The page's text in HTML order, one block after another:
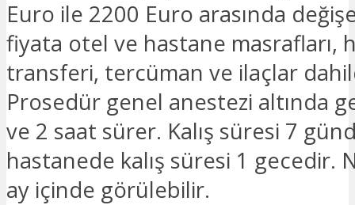
Euro ile 2200 Euro arasında
fiyata otel ve hastane masrafları,
transferi, tercüman ve ilaçlar
Prosedür genel anestezi altında
ve 2 saat sürer. Kalış süresi 7
hastanede kalış süresi 1 gecedir.
ay içinde görülebilir.